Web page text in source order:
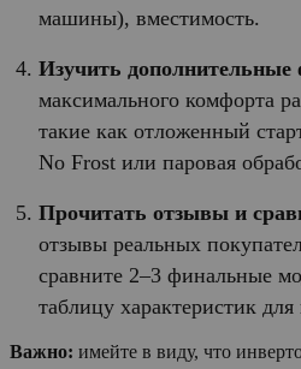
машины), вместимость.
Изучить дополнительные
максимального комфорта
такие как отложенный
No Frost или паровая
Прочитать отзывы и
отзывы реальных
сравните 2–3 финальные
таблицу характеристик для
Важно: имейте в виду, что